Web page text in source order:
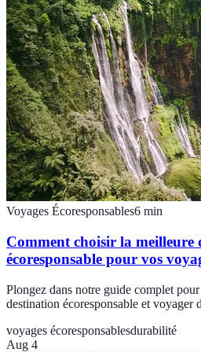
Voyages Écoresponsables6 min
Comment choisir la meilleure
écoresponsable pour vos
Plongez dans notre guide complet
destination écoresponsable et voyager
voyages écoresponsablesdurabilité
Aug 4